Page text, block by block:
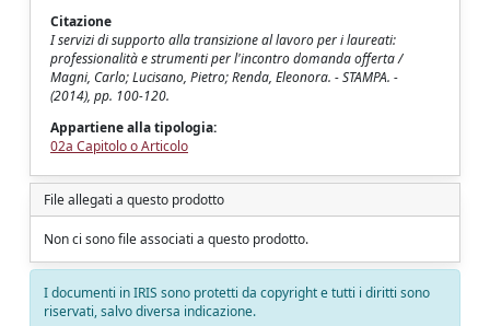
Citazione
I servizi di supporto alla transizione al lavoro per i laureati:
professionalità e strumenti per l'incontro domanda offerta /
Magni, Carlo; Lucisano, Pietro; Renda, Eleonora. - STAMPA. -
(2014), pp. 100-120.
Appartiene alla tipologia:
02a Capitolo o Articolo
File allegati a questo prodotto
Non ci sono file associati a questo prodotto.
I documenti in IRIS sono protetti da copyright e tutti i diritti sono
riservati, salvo diversa indicazione.